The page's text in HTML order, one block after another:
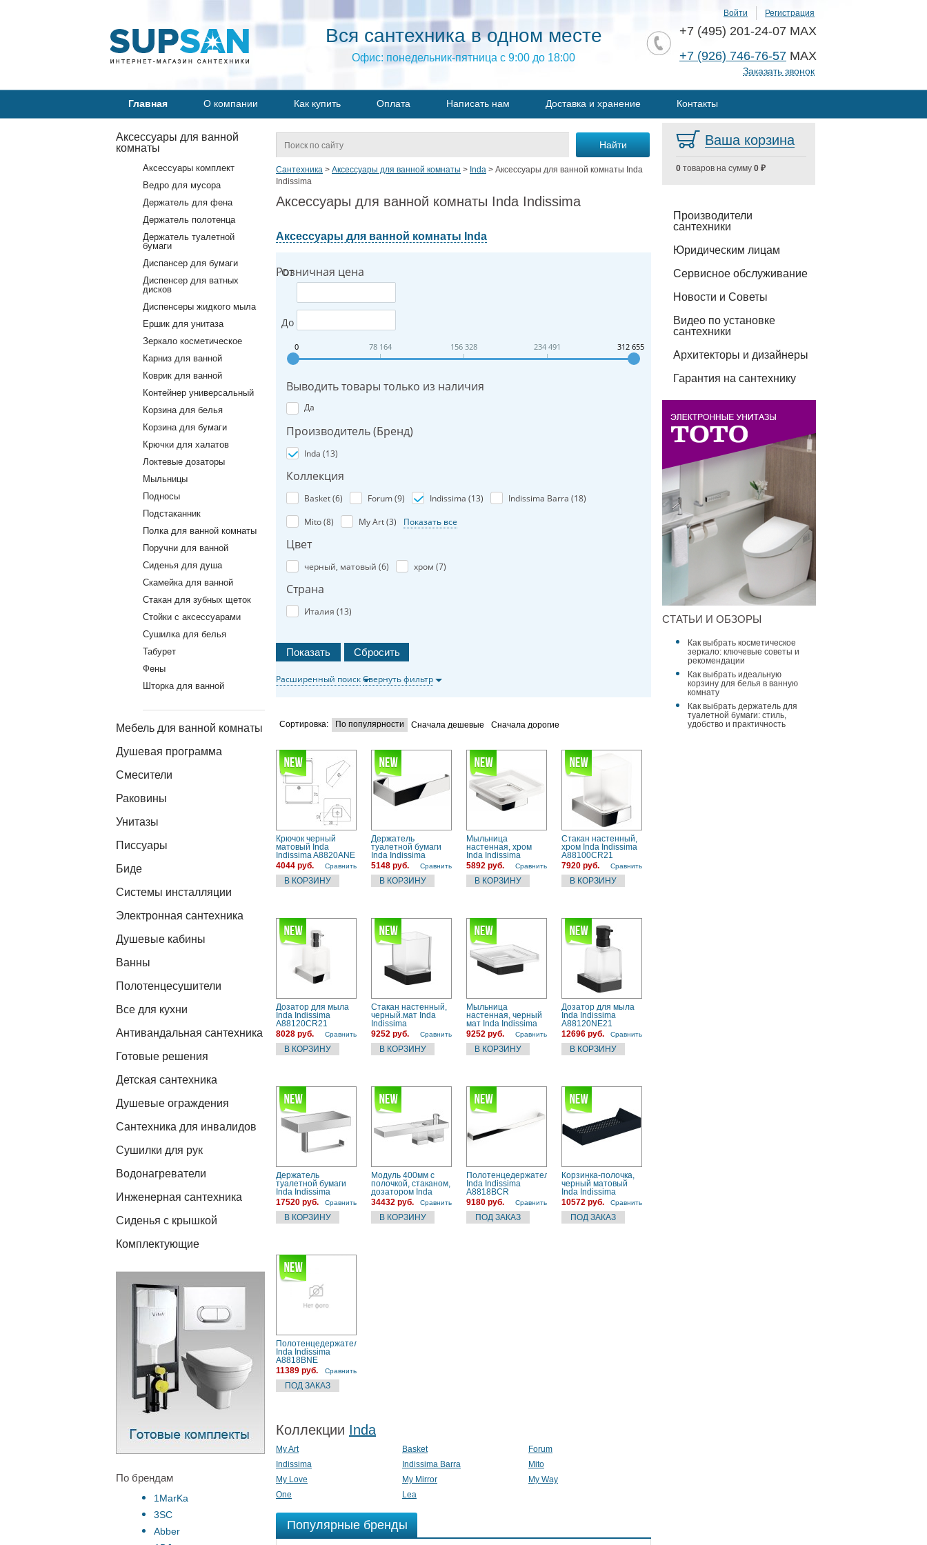
Вся сантехника в одном месте
Офис: понедельник-пятница с 9:00 до 18:00
Войти Регистрация
+7 (495) 201-24-07 MAX
+7 (926) 746-76-57 MAX
Заказать звонок
Главная О компании Как купить Оплата Написать нам Доставка и хранение Контакты
Аксессуары для ванной
комнаты
Аксессуары комплект
Ведро для мусора
Держатель для фена
Держатель полотенца
Держатель туалетной
бумаги
Диспансер для бумаги
Диспенсер для ватных
дисков
Диспенсеры жидкого мыла
Ершик для унитаза
Зеркало косметическое
Карниз для ванной
Коврик для ванной
Контейнер универсальный
Корзина для белья
Корзина для бумаги
Крючки для халатов
Локтевые дозаторы
Мыльницы
Подносы
Подстаканник
Полка для ванной комнаты
Поручни для ванной
Сиденья для душа
Скамейка для ванной
Стакан для зубных щеток
Стойки с аксессуарами
Сушилка для белья
Табурет
Фены
Шторка для ванной
Мебель для ванной комнаты
Душевая программа
Смесители
Раковины
Унитазы
Писсуары
Биде
Системы инсталляции
Электронная сантехника
Душевые кабины
Ванны
Полотенцесушители
Все для кухни
Антивандальная сантехника
Готовые решения
Детская сантехника
Душевые ограждения
Сантехника для инвалидов
Сушилки для рук
Водонагреватели
Инженерная сантехника
Сиденья с крышкой
Комплектующие
По брендам
1MarKa
3SC
Abber
Сантехника > Аксессуары для ванной комнаты > Inda > Аксессуары для ванной комнаты Inda
Indissima
Аксессуары для ванной комнаты Inda Indissima
Аксессуары для ванной комнаты Inda
Розничная цена
От
До
0 78 164 156 328 234 491 312 655
Выводить товары только из наличия
Да
Производитель (Бренд)
Inda (13)
Коллекция
Basket (6) Forum (9) Indissima (13) Indissima Barra (18)
Mito (8) My Art (3) Показать все
Цвет
черный, матовый (6) хром (7)
Страна
Италия (13)
Расширенный поискСвернуть фильтр
Сортировка: По популярности Сначала дешевые Сначала дорогие
Крючок черный
матовый Inda
Indissima A8820ANE
4044 руб.
Сравнить
Держатель
туалетной бумаги
Inda Indissima
(A8825ACR) хром
5148 руб. Сравнить
Мыльница
настенная, хром
Inda Indissima
A88110CR21
5892 руб. Сравнить
Стакан настенный,
хром Inda Indissima
A88100CR21
7920 руб.
Сравнить
Дозатор для мыла
Inda Indissima
A88120CR21
8028 руб.
Сравнить
Стакан настенный,
черный.мат Inda
Indissima
A88100NE21
9252 руб. Сравнить
Мыльница
настенная, черный
мат Inda Indissima
A88110NE21
9252 руб. Сравнить
Дозатор для мыла
Inda Indissima
A88120NE21
12696 руб.
Сравнить
Держатель
туалетной бумаги
Inda Indissima
(A88K5ACR) хром
17520 руб. Сравнить
Модуль 400мм с
полочкой, стаканом,
дозатором Inda
Indissima
A88K40CR21
34432 руб. Сравнить
Полотенцедержатель
Inda Indissima
A8818BCR
9180 руб.
Сравнить
Корзинка-полочка,
черный матовый
Inda Indissima
A88510NE
10572 руб. Сравнить
Полотенцедержатель
Inda Indissima
A8818BNE
11389 руб.
Сравнить
Коллекции Inda
My Art Basket
Forum
Indissima
Indissima Barra
Mito
My Love
My Mirror
My Way
One
Lea
Популярные бренды
Ваша корзина
0 товаров на сумму 0 ₽
Производители
сантехники
Юридическим лицам
Сервисное обслуживание
Новости и Советы
Видео по установке
сантехники
Архитекторы и дизайнеры
Гарантия на сантехнику
СТАТЬИ И ОБЗОРЫ
Как выбрать косметическое
зеркало: ключевые советы и
рекомендации
Как выбрать идеальную
корзину для белья в ванную
комнату
Как выбрать держатель для
туалетной бумаги: стиль,
удобство и практичность